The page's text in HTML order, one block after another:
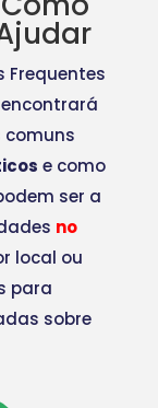
Frequentes
encontrará
e como
ser a
no
local ou
para
sobre